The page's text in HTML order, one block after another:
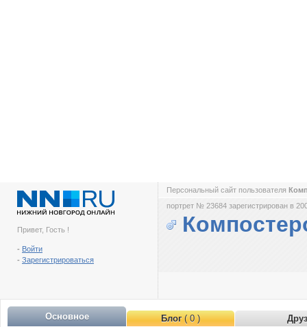
Привет, Гость !
- Войти
- Зарегистрироваться
Персональный сайт пользователя
портрет № 23684 зарегистрирован в
Основное Блог( 0 )